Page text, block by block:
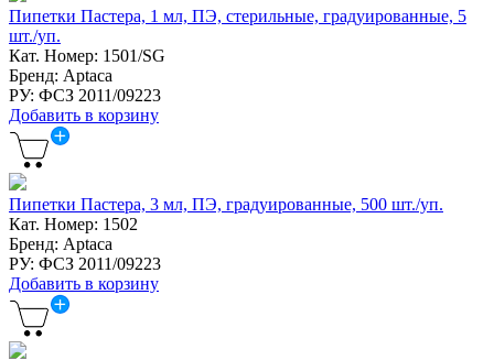
Пипетки Пастера, 1 мл, ПЭ, стерильные, градуированные, 5
шт./уп.
Кат. Номер: 1501/SG
Бренд: Aptaca
РУ: ФСЗ 2011/09223
Добавить в корзину
Пипетки Пастера, 3 мл, ПЭ, градуированные, 500 шт./уп.
Кат. Номер: 1502
Бренд: Aptaca
РУ: ФСЗ 2011/09223
Добавить в корзину